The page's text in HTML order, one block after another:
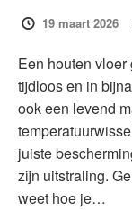
19 maart 2026
Een houten vloer
tijdloos en in
ook een levend
juiste
zijn uitstraling.
weet hoe je…